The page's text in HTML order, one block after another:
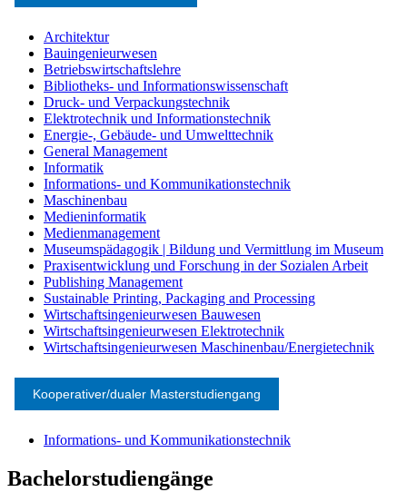
Architektur
Bauingenieurwesen
Betriebswirtschaftslehre
Bibliotheks- und Informationswissenschaft
Druck- und Verpackungstechnik
Elektrotechnik und Informationstechnik
Energie-, Gebäude- und Umwelttechnik
General Management
Informatik
Informations- und Kommunikationstechnik
Maschinenbau
Medieninformatik
Medienmanagement
Museumspädagogik | Bildung und Vermittlung im Museum
Praxisentwicklung und Forschung in der Sozialen Arbeit
Publishing Management
Sustainable Printing, Packaging and Processing
Wirtschaftsingenieurwesen Bauwesen
Wirtschaftsingenieurwesen Elektrotechnik
Wirtschaftsingenieurwesen Maschinenbau/Energietechnik
Kooperativer/dualer Masterstudiengang
Informations- und Kommunikationstechnik
Bachelorstudiengänge